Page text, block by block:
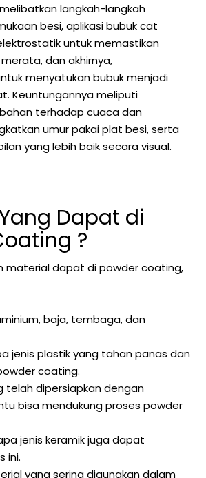
langkah-langkah
besi, aplikasi bubuk cat
untuk memastikan
dan akhirnya,
menyatukan bubuk menjadi
Keuntungannya meliputi
terhadap cuaca dan
umur pakai plat besi, serta
yang lebih baik secara visual.
Dapat di
?
material dapat di powder coating,
baja, tembaga, dan
jenis plastik yang tahan panas dan
coating.
telah dipersiapkan dengan
bisa mendukung proses powder
jenis keramik juga dapat
ini.
yang sering digunakan dalam